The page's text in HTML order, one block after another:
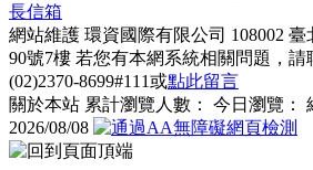
長信箱
網站維護 環資國際有限公司 108002
90號7樓 若您有本網系統相關問題，
(02)2370-8699#111或點此留言
關於本站 累計瀏覽人數： 今日瀏覽：
2026/08/08